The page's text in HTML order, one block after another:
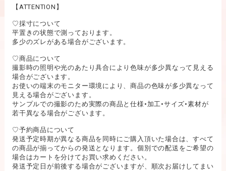
【ATTENTION】
♡採寸について
平置きの状態で測っております。
多少のズレがある場合がございます。
♡商品について
撮影時の照明や光のあたり具合により色味が多少異なって見える
場合がございます。
お使いの端末のモニター環境により、商品の色味が多少異なって
見える場合がございます。
サンプルでの撮影のため実際の商品と仕様•加工•サイズ•素材が
若干異なる場合がございます。
♡予約商品について
発送予定時期が異なる商品を同時にご購入頂いた場合は、すべて
の商品が揃ってからの発送となります。個別での配送をご希望の
場合はカートを分けてお買い求めください。
発送予定日が前後する場合がございますが、順次お届けしてまい